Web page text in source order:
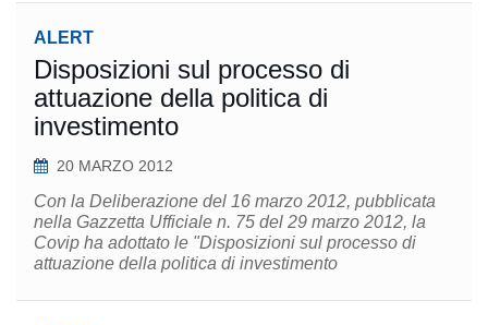
ALERT
Disposizioni sul processo di
attuazione della politica di
investimento
20 MARZO 2012
Con la Deliberazione del 16 marzo 2012, pubblicata
nella Gazzetta Ufficiale n. 75 del 29 marzo 2012, la
Covip ha adottato le "Disposizioni sul processo di
attuazione della politica di investimento